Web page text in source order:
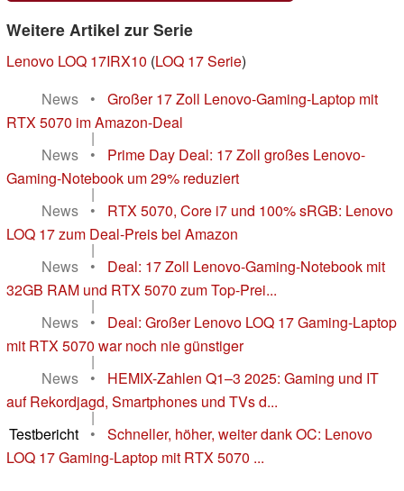
Weitere Artikel zur Serie
Lenovo LOQ 17IRX10 (LOQ 17 Serie)
News
•
Großer 17 Zoll Lenovo-Gaming-Laptop mit
RTX 5070 im Amazon-Deal
|
News
•
Prime Day Deal: 17 Zoll großes Lenovo-
Gaming-Notebook um 29% reduziert
|
News
•
RTX 5070, Core i7 und 100% sRGB: Lenovo
LOQ 17 zum Deal-Preis bei Amazon
|
News
•
Deal: 17 Zoll Lenovo-Gaming-Notebook mit
32GB RAM und RTX 5070 zum Top-Prei...
|
News
•
Deal: Großer Lenovo LOQ 17 Gaming-Laptop
mit RTX 5070 war noch nie günstiger
|
News
•
HEMIX-Zahlen Q1–3 2025: Gaming und IT
auf Rekordjagd, Smartphones und TVs d...
|
Testbericht
•
Schneller, höher, weiter dank OC: Lenovo
LOQ 17 Gaming-Laptop mit RTX 5070 ...